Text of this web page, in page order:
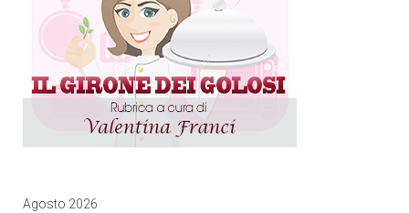
Agosto 2026